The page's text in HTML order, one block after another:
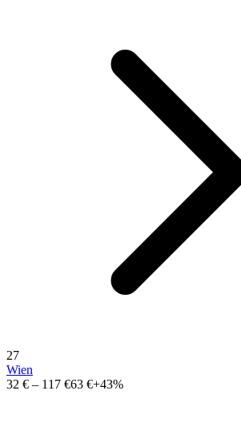
27
Wien
32 € – 117 €63 €+43%